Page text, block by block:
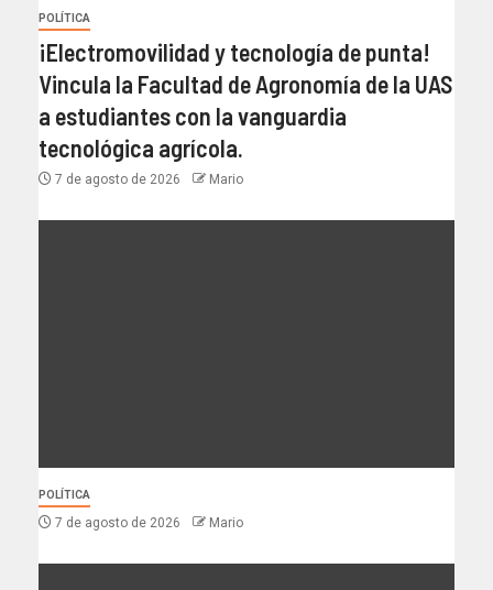
POLÍTICA
¡Electromovilidad y tecnología de punta!
Vincula la Facultad de Agronomía de la UAS
a estudiantes con la vanguardia
tecnológica agrícola.
7 de agosto de 2026 Mario
POLÍTICA
7 de agosto de 2026 Mario